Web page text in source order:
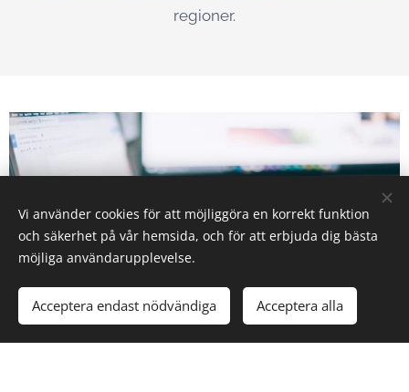
regioner.
Vi använder cookies för att möjliggöra en korrekt funktion
och säkerhet på vår hemsida, och för att erbjuda dig bästa
möjliga användarupplevelse.
Acceptera endast nödvändiga Acceptera alla